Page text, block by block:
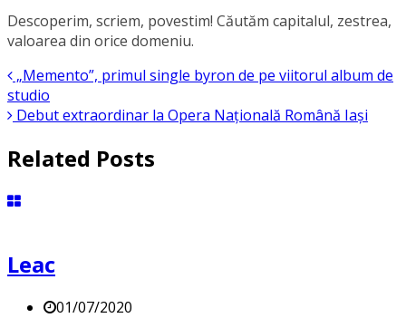
Descoperim, scriem, povestim! Căutăm capitalul, zestrea,
valoarea din orice domeniu.
„Memento”, primul single byron de pe viitorul album de
studio
Debut extraordinar la Opera Națională Română Iași
Related Posts
Leac
01/07/2020